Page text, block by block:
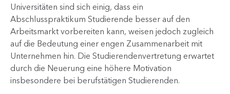
Universitäten sind sich einig, dass ein
Abschlusspraktikum Studierende besser auf den
Arbeitsmarkt vorbereiten kann, weisen jedoch zugleich
auf die Bedeutung einer engen Zusammenarbeit mit
Unternehmen hin. Die Studierendenvertretung erwartet
durch die Neuerung eine höhere Motivation
insbesondere bei berufstätigen Studierenden.